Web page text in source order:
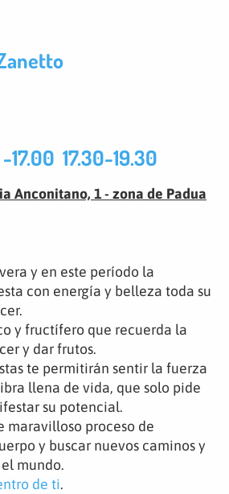
17.00 17.30-19.30
Anconitano, 1 - zona de Padua
y en este período la
con energía y belleza toda su
y fructífero que recuerda la
y dar frutos.
te permitirán sentir la fuerza
llena de vida, que solo pide
su potencial.
maravilloso proceso de
y buscar nuevos caminos y
mundo.
de ti.